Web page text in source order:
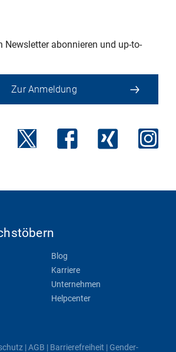
Newsletter abonnieren und up-to-
Zur Anmeldung
Blog
Karriere
Unternehmen
Helpcenter
|AGB | Barrierefreiheit | Gender-